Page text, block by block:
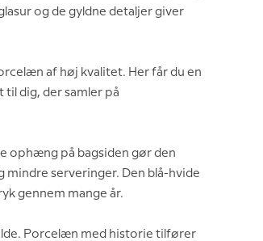
og de gyldne detaljer giver
af høj kvalitet. Her får du en
dig, der samler på
ophæng på bagsiden gør den
mindre serveringer. Den blå-hvide
gennem mange år.
Porcelæn med historie tilfører